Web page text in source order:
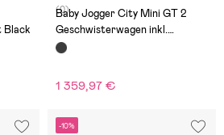
Black
(0)
Baby Jogger City Mini GT 2
Geschwisterwagen inkl.
Liegewannen, Jet
1 359,97 €
-10%